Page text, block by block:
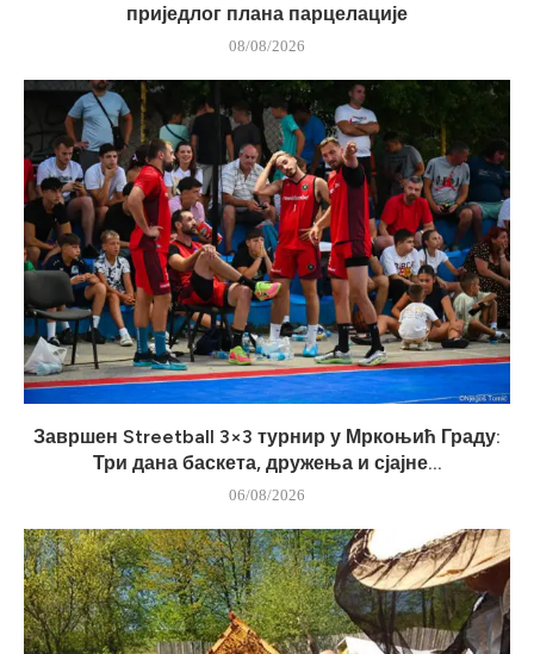
приједлог плана парцелације
08/08/2026
Завршен Streetball 3×3 турнир у Мркоњић Граду:
Три дана баскета, дружења и сјајне...
06/08/2026